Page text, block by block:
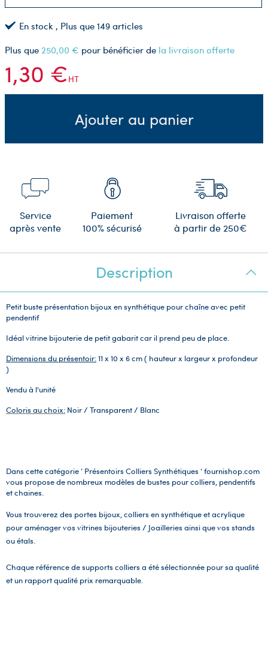
En stock , Plus que 149 articles
Plus que 250,00 € pour bénéficier de la livraison offerte
1,30 €HT
Ajouter au panier
Service
après vente
Paiement
100% sécurisé
Livraison offerte
à partir de 250€
Description
Petit buste présentation bijoux en synthétique pour chaîne avec petit
pendentif
Idéal vitrine bijouterie de petit gabarit car il prend peu de place.
Dimensions du présentoir:11 x 10 x 6 cm ( hauteur x largeur x profondeur
)
Vendu à l'unité
Coloris au choix: Noir / Transparent / Blanc
Dans cette catégorie ‘ Présentoirs Colliers Synthétiques ‘ fournishop.com
vous propose de nombreux modèles de bustes pour colliers, pendentifs
et chaines.
Vous trouverez des portes bijoux, colliers en synthétique et acrylique
pour aménager vos vitrines bijouteries / Joailleries ainsi que vos stands
ou étals.
Chaque référence de supports colliers a été sélectionnée pour sa qualité
et un rapport qualité prix remarquable.